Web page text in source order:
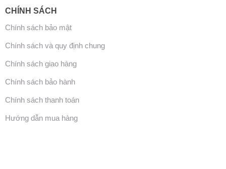
CHÍNH SÁCH
Chính sách bảo mật
Chính sách và quy định chung
Chính sách giao hàng
Chính sách bảo hành
Chính sách thanh toán
Hướng dẫn mua hàng